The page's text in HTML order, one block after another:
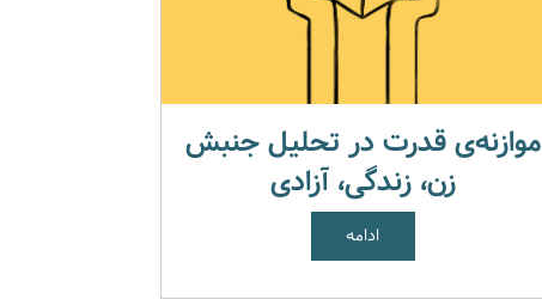
موازنه‌ی قدرت در تحلیل جنبش
زن، زندگی، آزادی
ادامه